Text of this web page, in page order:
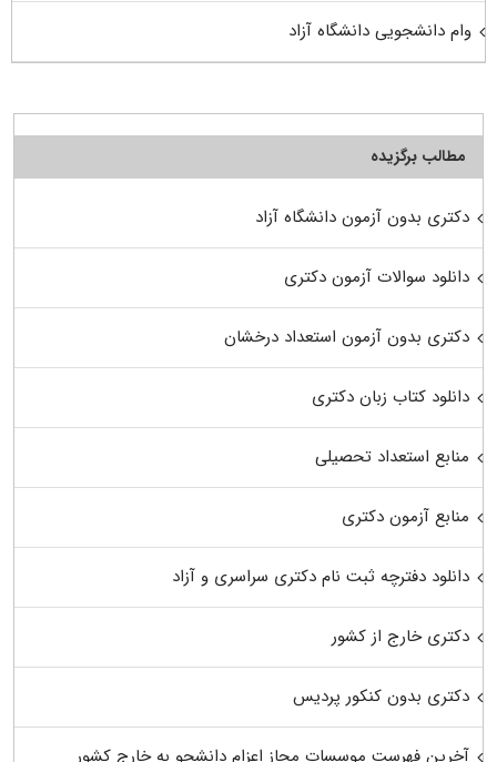
وام دانشجویی دانشگاه آزاد
مطالب برگزیده
دکتری بدون آزمون دانشگاه آزاد
دانلود سوالات آزمون دکتری
دکتری بدون آزمون استعداد درخشان
دانلود کتاب زبان دکتری
منابع استعداد تحصیلی
منابع آزمون دکتری
دانلود دفترچه ثبت نام دکتری سراسری و آزاد
دکتری خارج از کشور
دکتری بدون کنکور پردیس
آخرین فهرست موسسات مجاز اعزام دانشجو به خارج کشور